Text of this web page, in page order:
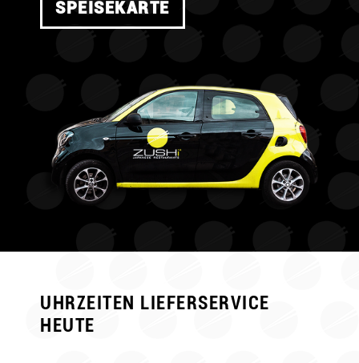
SPEISEKARTE
UHRZEITEN LIEFERSERVICE
HEUTE